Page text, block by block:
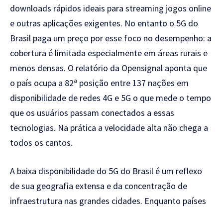
downloads rápidos ideais para streaming jogos online
e outras aplicações exigentes. No entanto o 5G do
Brasil paga um preço por esse foco no desempenho: a
cobertura é limitada especialmente em áreas rurais e
menos densas. O relatório da Opensignal aponta que
o país ocupa a 82ª posição entre 137 nações em
disponibilidade de redes 4G e 5G o que mede o tempo
que os usuários passam conectados a essas
tecnologias. Na prática a velocidade alta não chega a
todos os cantos.
A baixa disponibilidade do 5G do Brasil é um reflexo
de sua geografia extensa e da concentração de
infraestrutura nas grandes cidades. Enquanto países